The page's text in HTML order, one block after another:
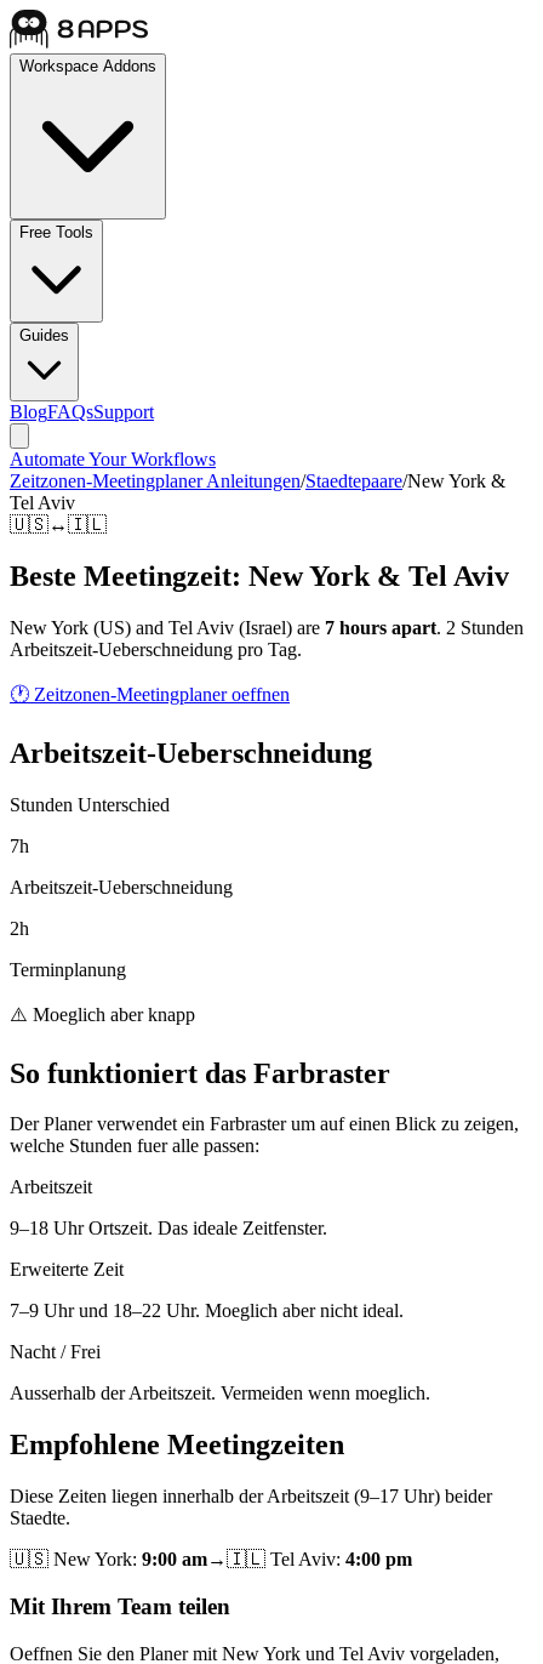
Workspace Addons
Free Tools
Guides
BlogFAQsSupport
Automate Your Workflows
Zeitzonen-Meetingplaner Anleitungen/Staedtepaare/New York &
Tel Aviv
🇺🇸↔🇮🇱
Beste Meetingzeit: New York & Tel Aviv
New York (US) and Tel Aviv (Israel) are 7 hours apart. 2 Stunden
Arbeitszeit-Ueberschneidung pro Tag.
🕐 Zeitzonen-Meetingplaner oeffnen
Arbeitszeit-Ueberschneidung
Stunden Unterschied
7h
Arbeitszeit-Ueberschneidung
2h
Terminplanung
⚠️ Moeglich aber knapp
So funktioniert das Farbraster
Der Planer verwendet ein Farbraster um auf einen Blick zu zeigen,
welche Stunden fuer alle passen:
Arbeitszeit
9–18 Uhr Ortszeit. Das ideale Zeitfenster.
Erweiterte Zeit
7–9 Uhr und 18–22 Uhr. Moeglich aber nicht ideal.
Nacht / Frei
Ausserhalb der Arbeitszeit. Vermeiden wenn moeglich.
Empfohlene Meetingzeiten
Diese Zeiten liegen innerhalb der Arbeitszeit (9–17 Uhr) beider
Staedte.
🇺🇸 New York: 9:00 am→🇮🇱 Tel Aviv: 4:00 pm
Mit Ihrem Team teilen
Oeffnen Sie den Planer mit New York und Tel Aviv vorgeladen,